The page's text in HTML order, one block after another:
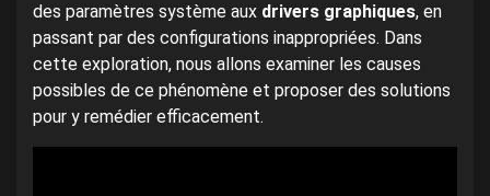
des paramètres système aux drivers graphiques, en
passant par des configurations inappropriées. Dans
cette exploration, nous allons examiner les causes
possibles de ce phénomène et proposer des solutions
pour y remédier efficacement.